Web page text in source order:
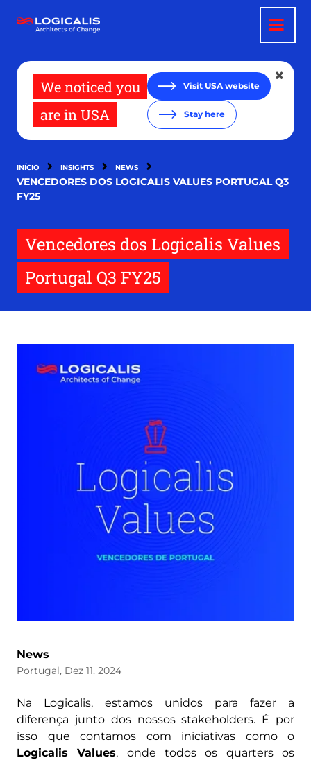
para
We noticed you
are in USA
Visit USA website
Stay here
INÍCIO INSIGHTS NEWS
VENCEDORES DOS LOGICALIS VALUES PORTUGAL Q3
FY25
Vencedores dos Logicalis Values
Portugal Q3 FY25
News
Portugal, Dez 11, 2024
Na Logicalis, estamos unidos para fazer a
diferença junto dos nossos stakeholders. É por
isso que contamos com iniciativas como o
Logicalis Values, onde todos os quarters os